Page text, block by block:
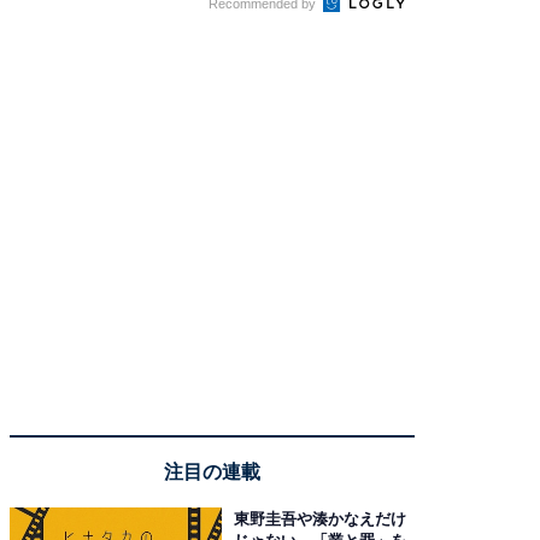
Recommended by
注目の連載
東野圭吾や湊かなえだけ